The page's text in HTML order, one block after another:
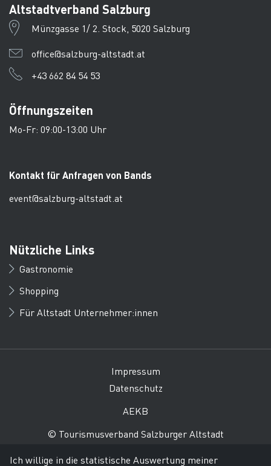
Altstadtverband Salzburg
Münzgasse 1/ 2. Stock, 5020 Salzburg
office@salzburg-altstadt.at
+43 662 84 54 53
Öffnungszeiten
Mo-Fr: 09:00-13:00 Uhr
Kontakt für Anfragen von Bands
event@salzburg-altstadt.at
Nützliche Links
Gastronomie
Shopping
Für Altstadt Unternehmer:innen
Impressum
Datenschutz
AEKB
© Tourismusverband Salzburger Altstadt
Ich willige in die statistische Auswertung meiner